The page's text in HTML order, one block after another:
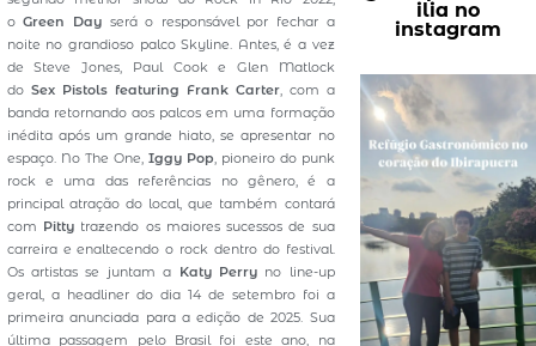
oGreen Day será o responsável por fechar a
noite no grandioso palco Skyline. Antes, é a vez
de Steve Jones, Paul Cook e Glen Matlock
do Sex Pistols featuring Frank Carter, com a
banda retornando aos palcos em uma formação
inédita após um grande hiato, se apresentar no
espaço. No The One, Iggy Pop , pioneiro do punk
rock e uma das referências no gênero, é a
principal atração do local, que também contará
com Pitty trazendo os maiores sucessos de sua
carreira e enaltecendo o rock dentro do festival.
Os artistas se juntam a Katy Perryno line-up
geral, a headliner do dia 14 de setembro foi a
primeira anunciada para a edição de 2025. Sua
última passagem pelo Brasil foi este ano, na
ilia no
instagram